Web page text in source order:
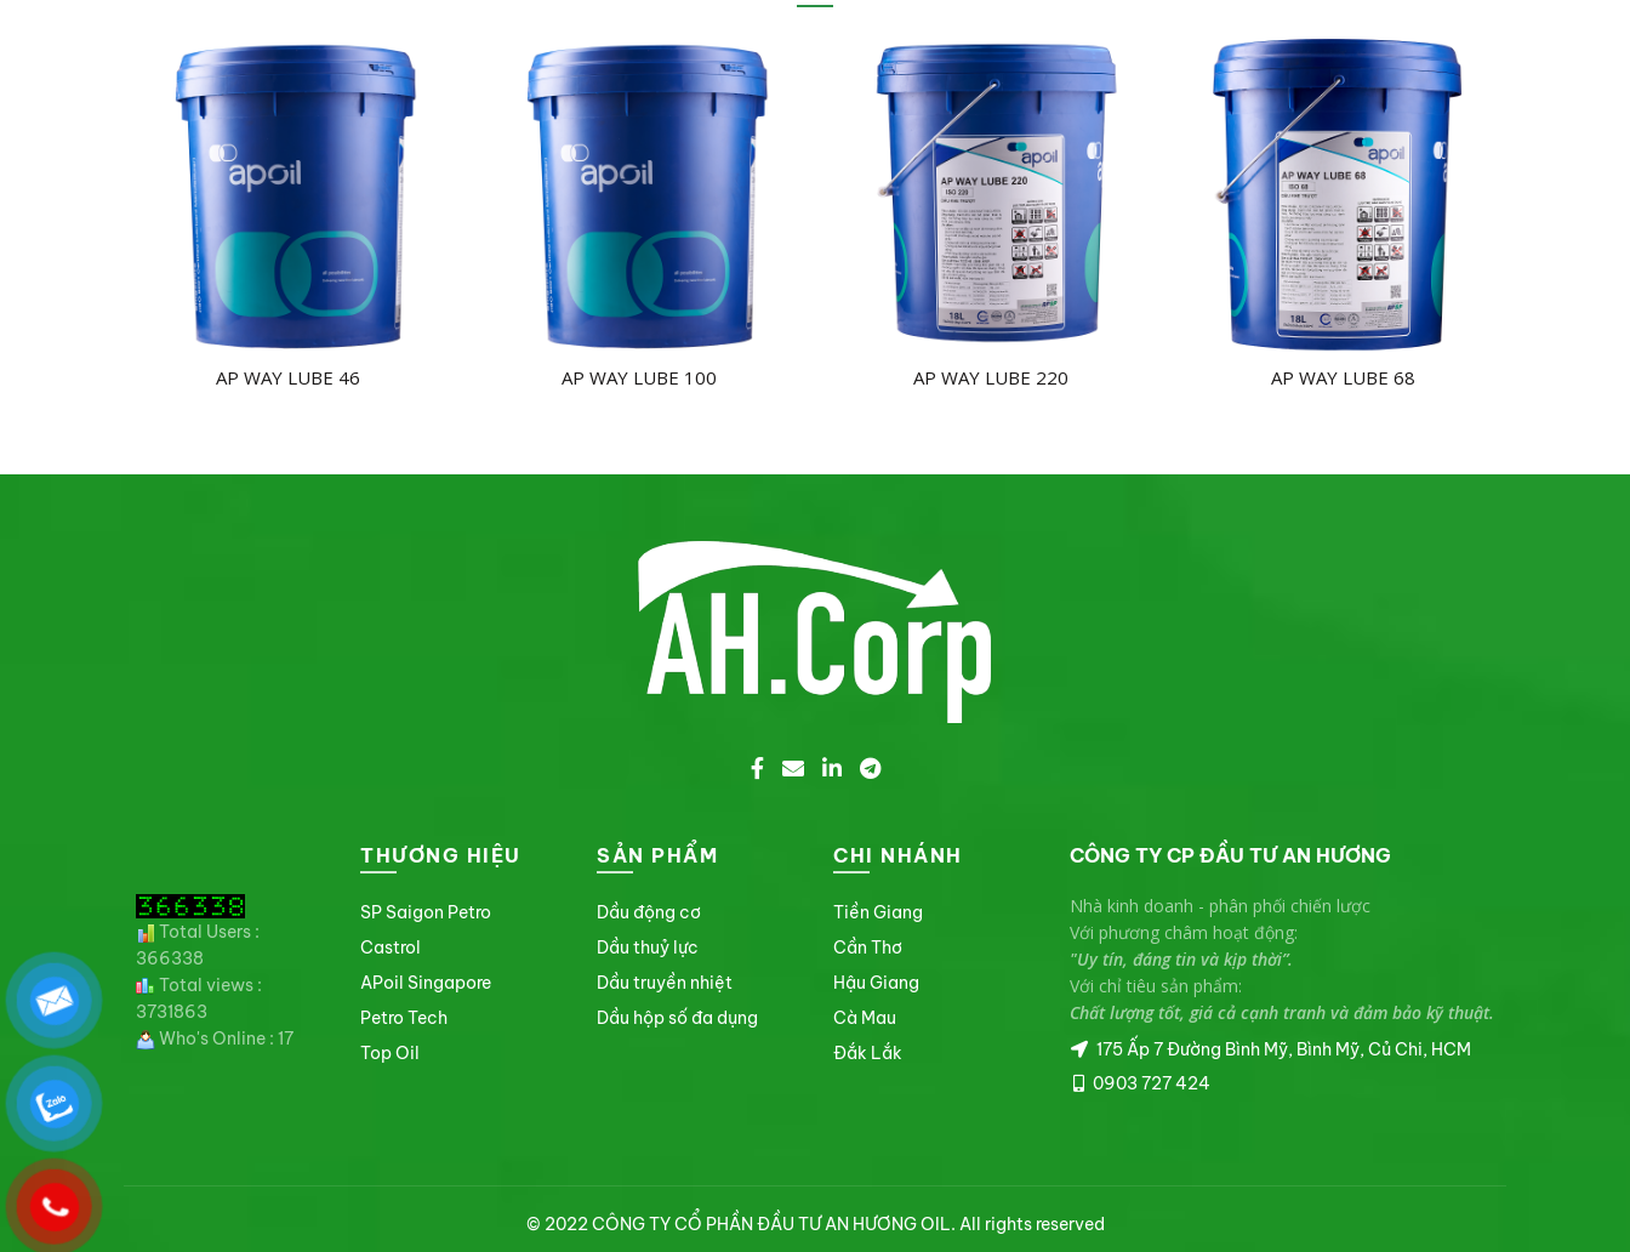
NHẬN BÁO GIÁ
AP WAY LUBE 46 NHẬN BÁO GIÁ
AP WAY LUBE 100 NHẬN BÁO GIÁ
AP WAY LUBE 220 NHẬN BÁO GIÁ
AP WAY LUBE 68
Total Users :
366338
Total views :
3731863
Who's Online : 17
THƯƠNG HIỆU
SP Saigon Petro
Castrol
APoil Singapore
Petro Tech
Top Oil
SẢN PHẨM
Dầu động cơ
Dầu thuỷ lực
Dầu truyền nhiệt
Dầu hộp số đa dụng
CHI NHÁNH
Tiền Giang
Cần Thơ
Hậu Giang
Cà Mau
Đắk Lắk
CÔNG TY CP ĐẦU TƯ AN HƯƠNG
Nhà kinh doanh - phân phối chiến lược
Với phương châm hoạt động:
"Uy tín, đáng tin và kịp thời”.
Với chỉ tiêu sản phẩm:
Chất lượng tốt, giá cả cạnh tranh và đảm bảo kỹ thuật.
175 Ấp 7 Đường Bình Mỹ, Bình Mỹ, Củ Chi, HCM
0903 727 424
© 2022 CÔNG TY CỔ PHẦN ĐẦU TƯ AN HƯƠNG OIL. All rights reserved